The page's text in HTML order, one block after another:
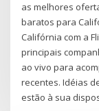
as melhores
baratos para
Califórnia com a
principais
ao vivo para
recentes. Idéias
estão à sua